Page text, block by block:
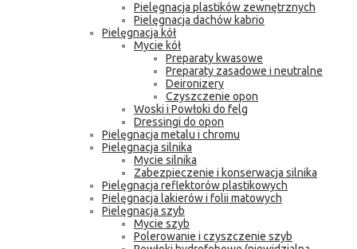
Pielęgnacja plastików zewnętrznych
Pielęgnacja dachów kabrio
Pielęgnacja kół
Mycie kół
Preparaty kwasowe
Preparaty zasadowe i neutralne
Deironizery
Czyszczenie opon
Woski i Powłoki do felg
Dressingi do opon
Pielęgnacja metalu i chromu
Pielęgnacja silnika
Mycie silnika
Zabezpieczenie i konserwacja silnika
Pielęgnacja reflektorów plastikowych
Pielęgnacja lakierów i folii matowych
Pielęgnacja szyb
Mycie szyb
Polerowanie i czyszczenie szyb